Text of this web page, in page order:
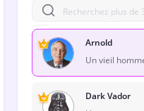
Arnold
Dark Vador